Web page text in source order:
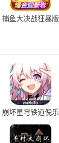
捕鱼大决战狂暴版
崩坏星穹铁道倪乐
服 v2.5.0 安卓版